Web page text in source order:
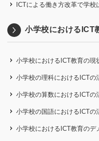
ICTによる働き方改革で学
小学校におけるICT
小学校におけるICT教育の現
小学校の理科におけるICTの
小学校の算数におけるICTの
小学校の国語におけるICTの
小学校におけるICT教育のデ